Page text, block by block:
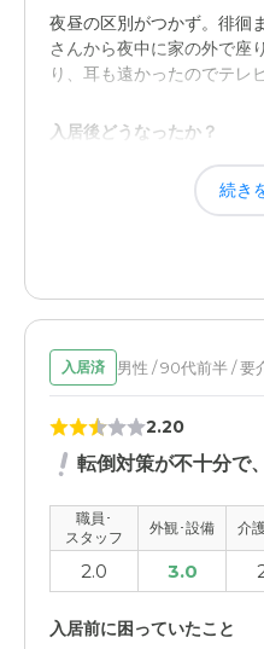
夜昼の区別がつかず。徘徊
さんから夜中に家の外で座
り、耳も遠かったのでテレ
入居後どうなったか？
ご近所さん迷惑、又連絡が
こと。ヘルパーさんには一
が、その負担が無くなった
い、介護人が多少すくない
職員・スタッフ・他入居者
比べる経験が有りませんの
さんは良いと思います。仲
す。
外観・内装・居室・設備に
新しい施設だけに外観、内
でも有りますが、個室が狭
続き
入居済 男性 / 90代前半 / 要
2.20
転倒対策が不十分で
職員･
スタッフ
外観･設備 介
2.0 3.0
入居前に困っていたこと